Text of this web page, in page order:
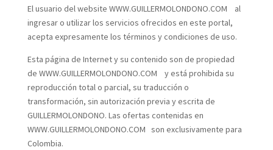
El usuario del website WWW.GUILLERMOLONDONO.COM al
ingresar o utilizar los servicios ofrecidos en este portal,
acepta expresamente los términos y condiciones de uso.
Esta página de Internet y su contenido son de propiedad
de WWW.GUILLERMOLONDONO.COM y está prohibida su
reproducción total o parcial, su traducción o
transformación, sin autorización previa y escrita de
GUILLERMOLONDONO. Las ofertas contenidas en
WWW.GUILLERMOLONDONO.COM son exclusivamente para
Colombia.